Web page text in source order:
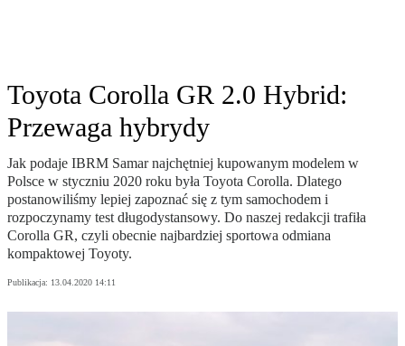
Toyota Corolla GR 2.0 Hybrid:
Przewaga hybrydy
Jak podaje IBRM Samar najchętniej kupowanym modelem w
Polsce w styczniu 2020 roku była Toyota Corolla. Dlatego
postanowiliśmy lepiej zapoznać się z tym samochodem i
rozpoczynamy test długodystansowy. Do naszej redakcji trafiła
Corolla GR, czyli obecnie najbardziej sportowa odmiana
kompaktowej Toyoty.
Publikacja: 13.04.2020 14:11